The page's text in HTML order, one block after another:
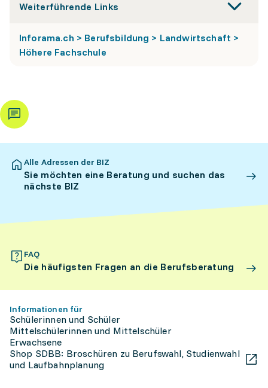
Weiterführende Links
Inforama.ch > Berufsbildung > Landwirtschaft >
Höhere Fachschule
Alle Adressen der BIZ
Sie möchten eine Beratung und suchen das
nächste BIZ
FAQ
Die häufigsten Fragen an die Berufsberatung
Informationen für
Schülerinnen und Schüler
Mittelschülerinnen und Mittelschüler
Erwachsene
Shop SDBB: Broschüren zu Berufswahl, Studienwahl
und Laufbahnplanung